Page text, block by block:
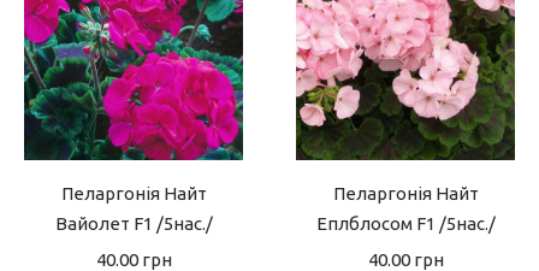
Пеларгонія Найт
Вайолет F1 /5нас./
40.00 грн
Пеларгонія Найт
Еплблосом F1 /5нас./
40.00 грн